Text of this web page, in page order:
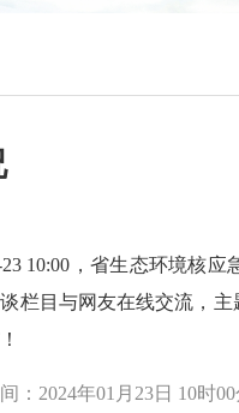
23 10:00，省生态环境核
栏目与网友在线交流，
：2024年01月23日 10时00